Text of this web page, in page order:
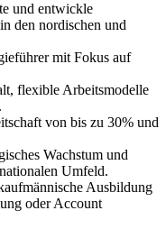
und entwickle
den nordischen und
mit Fokus auf
flexible Arbeitsmodelle
von bis zu 30% und
Wachstum und
Umfeld.
Ausbildung
oder Account